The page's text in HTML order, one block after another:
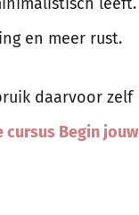
en meer rust.
daarvoor zelf
cursus Begin jouw